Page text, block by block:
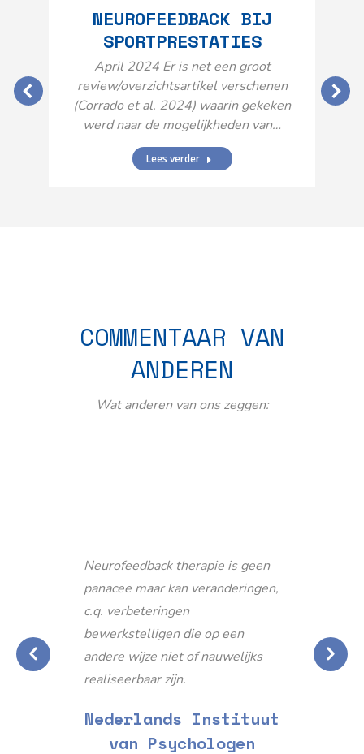
NEUROFEEDBACK BIJ
SPORTPRESTATIES
April 2024 Er is net een groot
review/overzichtsartikel verschenen
(Corrado et al. 2024) waarin gekeken
werd naar de mogelijkheden van…
Lees verder
COMMENTAAR VAN
ANDEREN
Wat anderen van ons zeggen:
Neurofeedback therapie is geen
panacee maar kan veranderingen,
c.q. verbeteringen
bewerkstelligen die op een
andere wijze niet of nauwelijks
realiseerbaar zijn.
Nederlands Instituut
van Psychologen